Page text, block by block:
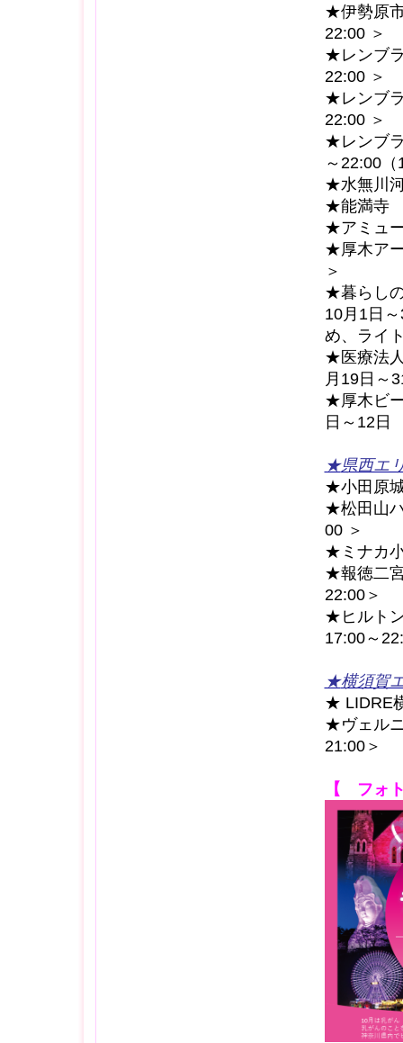
★伊勢原
22:00 ＞
★レンブ
22:00 ＞
★レンブ
22:00 ＞
★レンブ
～22:00
★水無川
★能満寺
★アミュ
★厚木ア
＞
★暮らし
10月1日
め、ライ
★医療法
月19日～
★厚木ビ
日～12
★県西エ
★小田原
★松田山
00 ＞
★ミナカ
★報徳二
22:00＞
★ヒルト
17:00～
★横須賀
★ LIDRE
★ヴェル
21:00＞
【 フォ